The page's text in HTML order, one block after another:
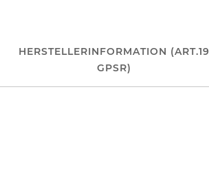
HERSTELLERINFORMATION (ART.19
GPSR)